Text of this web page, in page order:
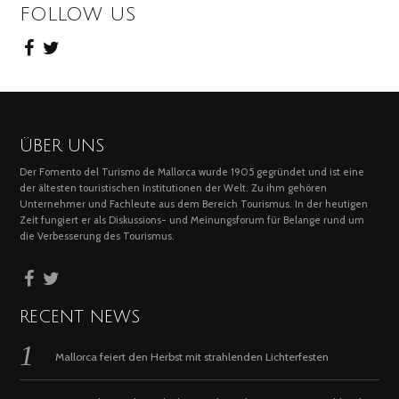
FOLLOW US
ÜBER UNS
Der Fomento del Turismo de Mallorca wurde 1905 gegründet und ist eine
der ältesten touristischen Institutionen der Welt. Zu ihm gehören
Unternehmer und Fachleute aus dem Bereich Tourismus. In der heutigen
Zeit fungiert er als Diskussions- und Meinungsforum für Belange rund um
die Verbesserung des Tourismus.
RECENT NEWS
Mallorca feiert den Herbst mit strahlenden Lichterfesten